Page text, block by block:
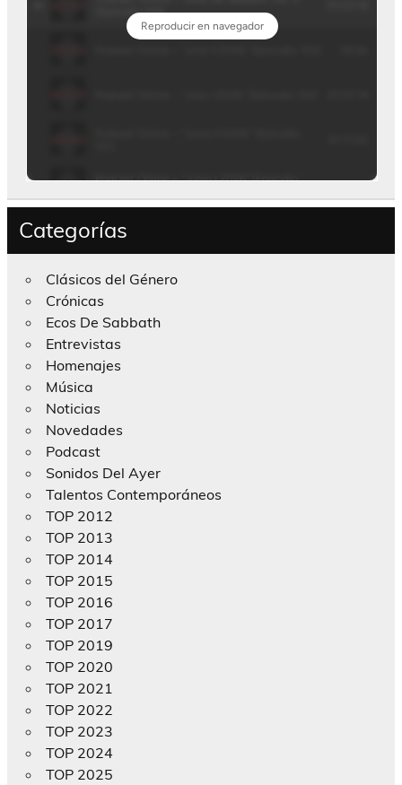
Categorías
Clásicos del Género
Crónicas
Ecos De Sabbath
Entrevistas
Homenajes
Música
Noticias
Novedades
Podcast
Sonidos Del Ayer
Talentos Contemporáneos
TOP 2012
TOP 2013
TOP 2014
TOP 2015
TOP 2016
TOP 2017
TOP 2019
TOP 2020
TOP 2021
TOP 2022
TOP 2023
TOP 2024
TOP 2025